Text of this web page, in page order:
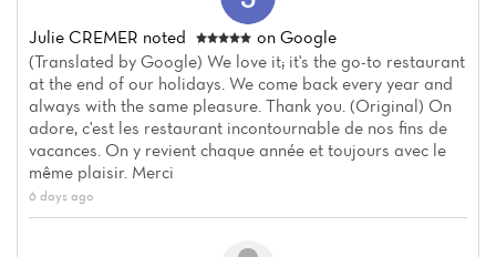
Julie CREMER noted
on Google
(Translated by Google) We love it; it's the go-to restaurant
at the end of our holidays. We come back every year and
always with the same pleasure. Thank you. (Original) On
adore, c'est les restaurant incontournable de nos fins de
vacances. On y revient chaque année et toujours avec le
même plaisir. Merci
6 days ago